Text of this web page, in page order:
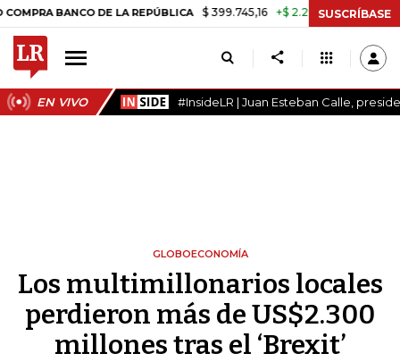
DE LA REPÚBLICA $ 399.745,16 +$ 2.295,71 +0,58% TASA
SUSCRÍBASE
EN VIVO #InsideLR | Juan Esteban Calle,
GLOBOECONOMÍA
Los multimillonarios locales
perdieron más de US$2.300
millones tras el ‘Brexit’